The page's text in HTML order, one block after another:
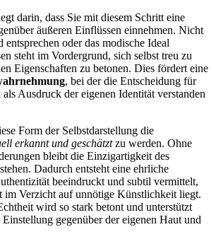
darin, dass Sie mit diesem Schritt eine
äußeren Einflüssen einnehmen. Nicht
entsprechen oder das modische Ideal
steht im Vordergrund, sich selbst treu zu
Eigenschaften zu betonen. Dies fördert eine
, bei der die Entscheidung für
Ausdruck der eigenen Identität verstanden
Form der Selbstdarstellung die
erkannt und geschätztzu werden. Ohne
bleibt die Einzigartigkeit des
Dadurch entsteht eine ehrliche
beeindruckt und subtil vermittelt,
im Verzicht auf unnötige Künstlichkeit liegt.
wird so stark betont und unterstützt
Einstellung gegenüber der eigenen Haut und